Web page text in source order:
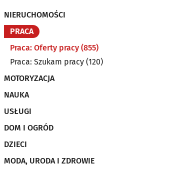
NIERUCHOMOŚCI
PRACA
Praca: Oferty pracy (855)
Praca: Szukam pracy (120)
MOTORYZACJA
NAUKA
USŁUGI
DOM I OGRÓD
DZIECI
MODA, URODA I ZDROWIE